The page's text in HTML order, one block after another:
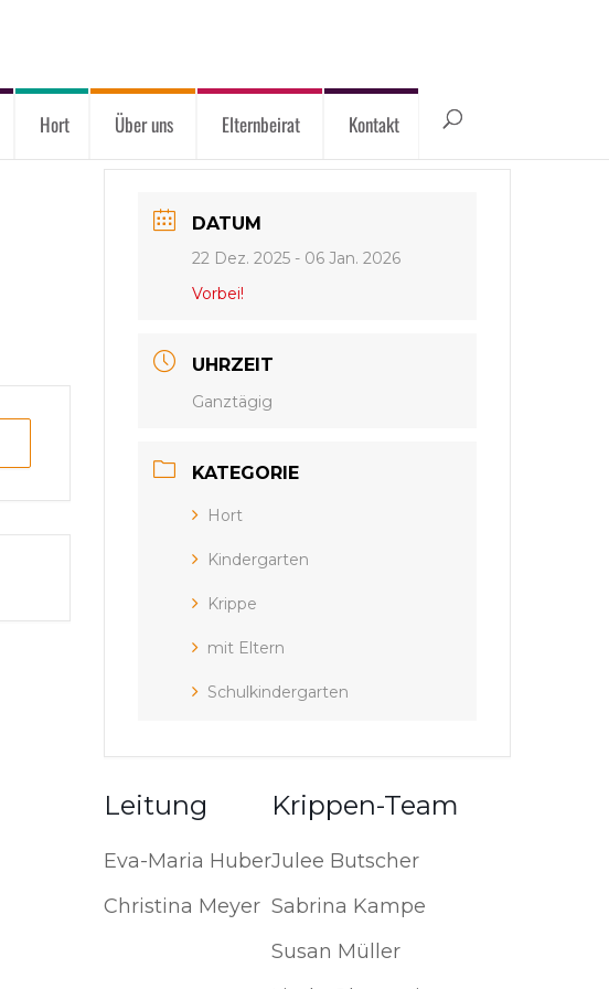
Hort Über uns Elternbeirat Kontakt
DATUM
22 Dez. 2025 - 06 Jan. 2026
Vorbei!
UHRZEIT
Ganztägig
KATEGORIE
Hort
Kindergarten
Krippe
mit Eltern
Schulkindergarten
Leitung
Eva-Maria Huber
Christina Meyer
Krippen-Team
Julee Butscher
Sabrina Kampe
Susan Müller